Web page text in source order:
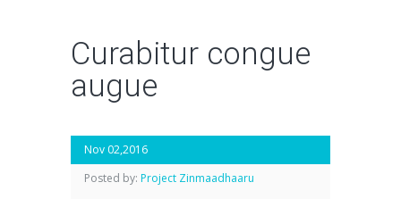
Curabitur congue
augue
Nov 02,2016
Posted by: Project Zinmaadhaaru